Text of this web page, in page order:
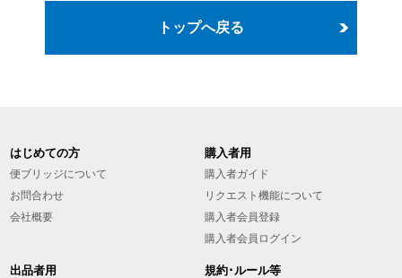
トップへ戻る
はじめての方
便ブリッジについて
お問合わせ
会社概要
購入者用
購入者ガイド
リクエスト機能について
購入者会員登録
購入者会員ログイン
出品者用 規約･ルール等